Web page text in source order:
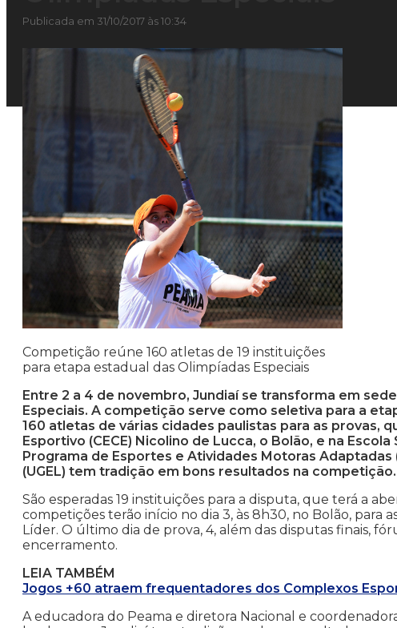
Publicada em 31/10/2017 às 10:34
Competição reúne 160 atletas de 19 instituições
para etapa estadual das Olimpíadas Especiais
Entre 2 a 4 de novembro, Jundiaí se transforma em
Especiais. A competição serve como seletiva para a
160 atletas de várias cidades paulistas para as provas,
Esportivo (CECE) Nicolino de Lucca, o Bolão, e na
Programa de Esportes e Atividades Motoras
(UGEL) tem tradição em bons resultados na competição.
São esperadas 19 instituições para a disputa, que terá a
competições terão início no dia 3, às 8h30, no Bolão, para
Líder. O último dia de prova, 4, além das disputas finais,
encerramento.
LEIA TAMBÉM
Jogos +60 atraem frequentadores dos Complexos
A educadora do Peama e diretora Nacional e